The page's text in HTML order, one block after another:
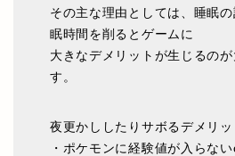
その主な理由としては、睡眠
眠時間を削るとゲームに
大きなデメリットが生じるの
す。
夜更かししたりサボるデメリッ
・ポケモンに経験値が入らな